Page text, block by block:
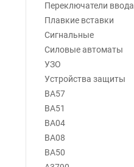
Переключатели ввода
Плавкие вставки
Сигнальные
Силовые автоматы
УЗО
Устройства защиты
ВА57
ВА51
ВА04
ВА08
ВА50